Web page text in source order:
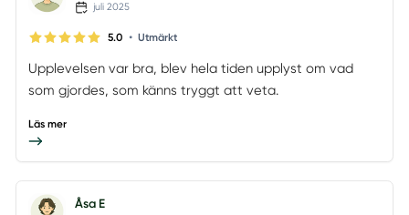
juli 2025
5.0 • Utmärkt
Upplevelsen var bra, blev hela tiden upplyst om vad
som gjordes, som känns tryggt att veta.
Läs mer
Åsa E